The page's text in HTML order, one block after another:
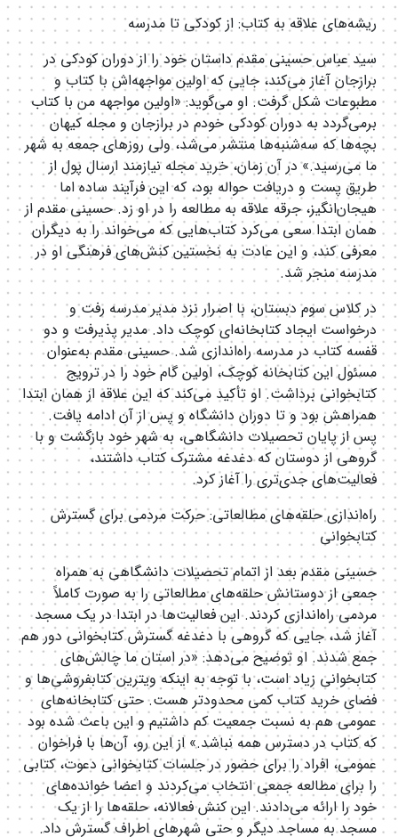
ریشه‌های علاقه به کتاب: از کودکی تا مدرسه
سید عباس حسینی مقدم داستان خود را از دوران کودکی در
برازجان آغاز می‌کند، جایی که اولین مواجهه‌اش با کتاب و
مطبوعات شکل گرفت. او می‌گوید: «اولین مواجهه من با کتاب
برمی‌گردد به دوران کودکی خودم در برازجان و مجله کیهان
بچه‌ها که سه‌شنبه‌ها منتشر می‌شد، ولی روزهای جمعه به شهر
ما می‌رسید.» در آن زمان، خرید مجله نیازمند ارسال پول از
طریق پست و دریافت حواله بود، که این فرآیند ساده اما
هیجان‌انگیز، جرقه علاقه به مطالعه را در او زد. حسینی مقدم از
همان ابتدا سعی می‌کرد کتاب‌هایی که می‌خواند را به دیگران
معرفی کند، و این عادت به نخستین کنش‌های فرهنگی او در
مدرسه منجر شد.
در کلاس سوم دبستان، با اصرار نزد مدیر مدرسه رفت و
درخواست ایجاد کتابخانه‌ای کوچک داد. مدیر پذیرفت و دو
قفسه کتاب در مدرسه راه‌اندازی شد. حسینی مقدم به‌عنوان
مسئول این کتابخانه کوچک، اولین گام خود را در ترویج
کتابخوانی برداشت. او تأکید می‌کند که این علاقه از همان ابتدا
همراهش بود و تا دوران دانشگاه و پس از آن ادامه یافت.
پس از پایان تحصیلات دانشگاهی، به شهر خود بازگشت و با
گروهی از دوستان که دغدغه مشترک کتاب داشتند،
فعالیت‌های جدی‌تری را آغاز کرد.
راه‌اندازی حلقه‌های مطالعاتی: حرکت مردمی برای گسترش
کتابخوانی
حسینی مقدم بعد از اتمام تحصیلات دانشگاهی به همراه
جمعی از دوستانش حلقه‌های مطالعاتی را به صورت کاملاً
مردمی راه‌اندازی کردند. این فعالیت‌ها در ابتدا در یک مسجد
آغاز شد، جایی که گروهی با دغدغه گسترش کتابخوانی دور هم
جمع شدند. او توضیح می‌دهد: «در استان ما چالش‌های
کتابخوانی زیاد است، با توجه به اینکه ویترین کتابفروشی‌ها و
فضای خرید کتاب کمی محدودتر هست. حتی کتابخانه‌های
عمومی هم به نسبت جمعیت کم داشتیم و این باعث شده بود
که کتاب در دسترس همه نباشد.» از این رو، آن‌ها با فراخوان
عمومی، افراد را برای حضور در جلسات کتابخوانی دعوت، کتابی
را برای مطالعه جمعی انتخاب می‌کردند و اعضا خوانده‌های
خود را ارائه می‌دادند. این کنش فعالانه، حلقه‌ها را از یک
مسجد به مساجد دیگر و حتی شهرهای اطراف گسترش داد.